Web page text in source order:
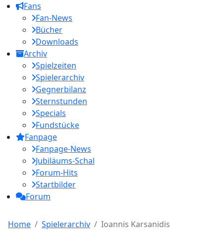
Fans
Fan-News
Bücher
Downloads
Archiv
Spielzeiten
Spielerarchiv
Gegnerbilanz
Sternstunden
Specials
Fundstücke
Fanpage
Fanpage-News
Jubiläums-Schal
Forum-Hits
Startbilder
Forum
Home Spielerarchiv Ioannis Karsanidis